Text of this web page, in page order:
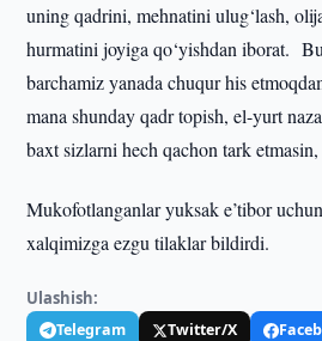
uning qadrini, mehnatini ulug‘lash,
hurmatini joyiga qo‘yishdan iborat.
barchamiz yanada chuqur his
mana shunday qadr topish, el-yurt
baxt sizlarni hech qachon tark
Mukofotlanganlar yuksak e’tibor
xalqimizga ezgu tilaklar bildirdi.
Ulashish:
Telegram Twitter/X